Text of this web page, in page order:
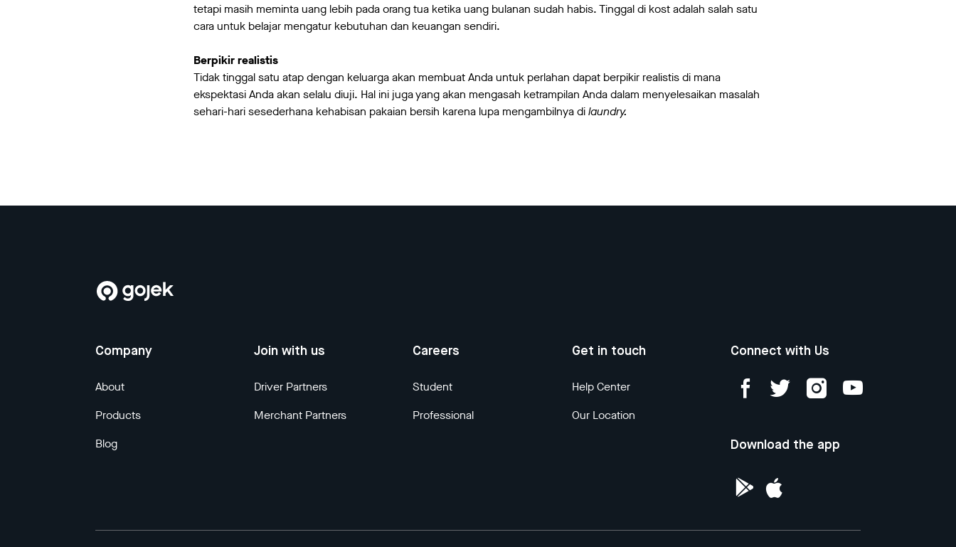
tetapi masih meminta uang lebih pada orang tua ketika uang bulanan sudah habis. Tinggal di kost adalah salah satu
cara untuk belajar mengatur kebutuhan dan keuangan sendiri.
Berpikir realistis
Tidak tinggal satu atap dengan keluarga akan membuat Anda untuk perlahan dapat berpikir realistis di mana
ekspektasi Anda akan selalu diuji. Hal ini juga yang akan mengasah ketrampilan Anda dalam menyelesaikan masalah
sehari-hari sesederhana kehabisan pakaian bersih karena lupa mengambilnya dilaundry.
Company
About
Products
Blog
Join with us
Driver Partners
Merchant Partners
Careers
Student
Professional
Get in touch
Help Center
Our Location
Connect with Us
Download the app